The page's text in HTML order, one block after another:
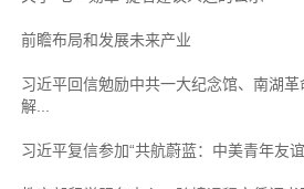
前瞻布局和发展未来产业
习近平回信勉励中共一大纪念馆、南湖
解...
习近平复信参加“共航蔚蓝：中美青年友